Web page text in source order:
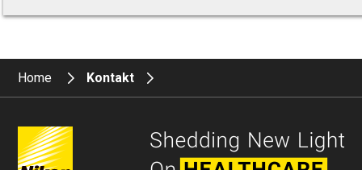
Home Kontakt